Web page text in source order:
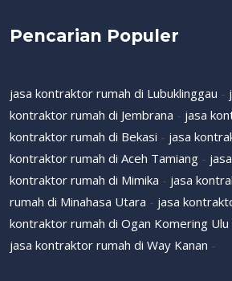
Pencarian Populer
jasa kontraktor rumah di Lubuklinggau -
kontraktor rumah di Jembrana - jasa
kontraktor rumah di Bekasi - jasa
kontraktor rumah di Aceh Tamiang -
kontraktor rumah di Mimika - jasa
rumah di Minahasa Utara - jasa
kontraktor rumah di Ogan Komering Ulu
jasa kontraktor rumah di Way Kanan -